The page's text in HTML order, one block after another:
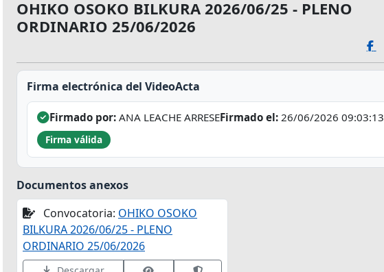
OHIKO OSOKO BILKURA 2026/06/25 - PLENO
ORDINARIO 25/06/2026
Firma electrónica del VideoActa
Firmado por: ANA LEACHE ARRESEFirmado el: 26/06/2026 09:03:13
Firma válida
Documentos anexos
Convocatoria: OHIKO OSOKO
BILKURA 2026/06/25 - PLENO
ORDINARIO 25/06/2026